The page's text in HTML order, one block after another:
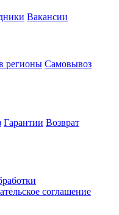
Вакансии
регионы Самовывоз
Гарантии Возврат
соглашение